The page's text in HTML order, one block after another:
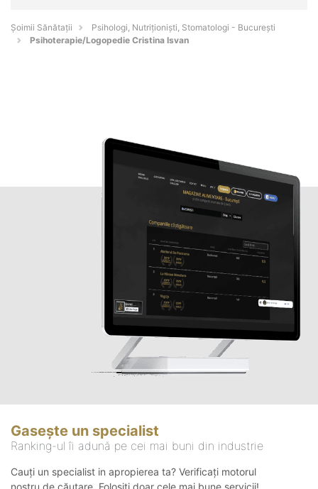
Şoimii Sănătații
Psihologi, Nutriționiști, Stomatologi - Bucureşti
Psihoterapie/Logopedie Cristina Isvan
Gasește un specialist
Ranking-ul îi adună pe cei mai buni din industrie
Cauți un specialist in apropierea ta? Verificați motorul
nostru de căutare. Folosiți doar cele mai bune servicii!